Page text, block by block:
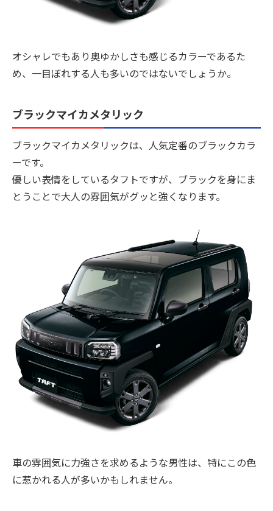
オシャレでもあり奥ゆかしさも感じるカラーであるた
め、一目ぼれする人も多いのではないでしょうか。
ブラックマイカメタリック
ブラックマイカメタリックは、人気定番のブラックカラ
ーです。
優しい表情をしているタフトですが、ブラックを身にま
とうことで大人の雰囲気がグッと強くなります。
車の雰囲気に力強さを求めるような男性は、特にこの色
に惹かれる人が多いかもしれません。